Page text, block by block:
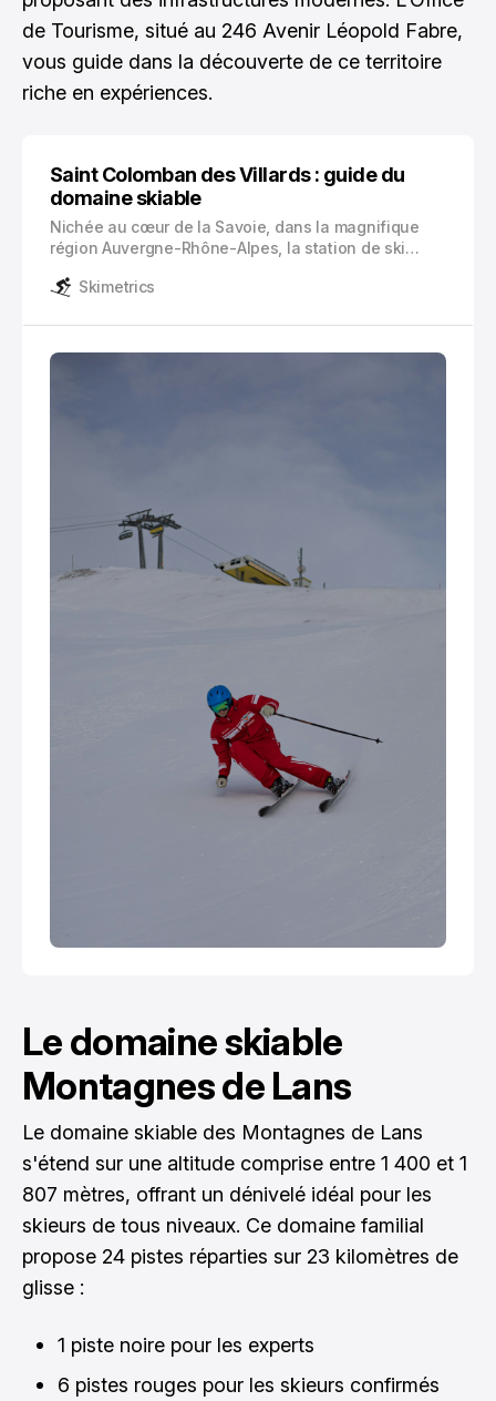
de Tourisme, situé au 246 Avenir Léopold Fabre,
vous guide dans la découverte de ce territoire
riche en expériences.
Saint Colomban des Villards : guide du
domaine skiable
Nichée au cœur de la Savoie, dans la magnifique
région Auvergne-Rhône-Alpes, la station de ski
un domaine skiable authentique et familial. Cette
harmonieusement au sein du vaste domaine Les
Sybelles.
Skimetrics
Le domaine skiable
Montagnes de Lans
Le domaine skiable des Montagnes de Lans
s'étend sur une altitude comprise entre 1 400 et 1
807 mètres, offrant un dénivelé idéal pour les
skieurs de tous niveaux. Ce domaine familial
propose 24 pistes réparties sur 23 kilomètres de
glisse :
1 piste noire pour les experts
6 pistes rouges pour les skieurs confirmés